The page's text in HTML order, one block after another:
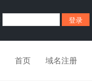
首页 域名注册